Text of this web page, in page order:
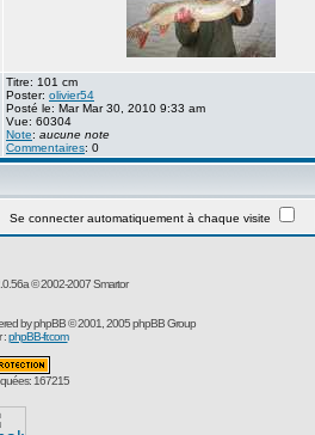
Titre: 101 cm
Poster: olivier54
Posté le: Mar Mar 30, 2010 9:33 am
Vue: 60304
Note: aucune note
Commentaires: 0
connecter automatiquement à chaque visite
© 2002-2007Smartor
byphpBB© 2001, 2005 phpBB Group
:phpBB-fr.com
167215